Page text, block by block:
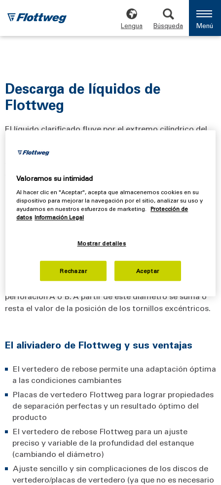
Lengua Búsqueda Menú
Descarga de líquidos de
Flottweg
El líquido clarificado fluye por el extremo cilíndrico del
de unas salidas. En dichas salidas hay unas
regular la profundidad de estanque en el tambor. El
de lacentrífuga. Estas represas ajustadas con precisión
constituyen el mecanismo de descarga de los
decantadores Flottweg.
Descarga de líquidos
Las represas integradas tienen 40 configuraciones
posibles. Se encuentran ajustadas en el diámetro de
perforación A o B. A partir de este diámetro se suma o
resta el valor de la posición de los tornillos excéntricos.
El aliviadero de Flottweg y sus ventajas
El vertedero de rebose permite una adaptación óptima
a las condiciones cambiantes
Placas de vertedero Flottweg para lograr propiedades
de separación perfectas y un resultado óptimo del
producto
El vertedero de rebose Flottweg para un ajuste
preciso y variable de la profundidad del estanque
(cambiando el diámetro)
Ajuste sencillo y sin complicaciones de los discos de
vertedero/placas de vertedero (ya que no es necesario
Valoramos su intimidad
Al hacer clic en "Aceptar", acepta que almacenemos cookies en su
dispositivo para mejorar la navegación por el sitio, analizar su uso y
ayudarnos en nuestros esfuerzos de marketing.
Protección de
datos Información Legal
Mostrar detalles
Rechazar Aceptar